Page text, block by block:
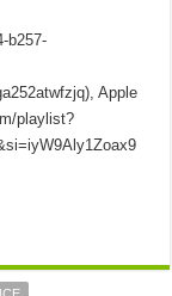
b257-
Apple
playlist?